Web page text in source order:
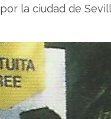
la ciudad de